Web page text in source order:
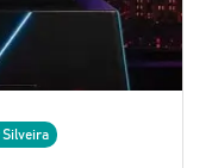
Silveira